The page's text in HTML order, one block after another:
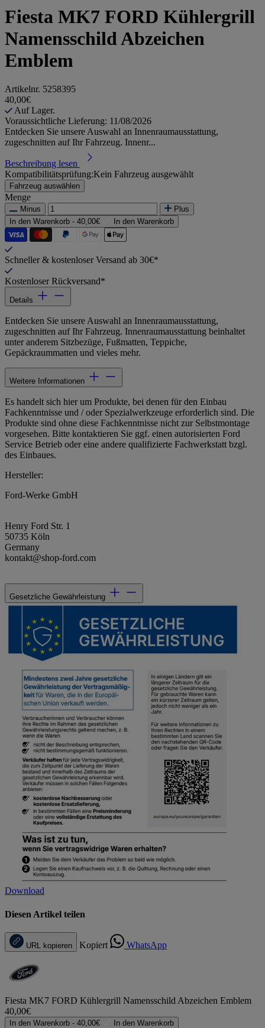
Fiesta MK7 FORD Kühlergrill
Namensschild Abzeichen
Emblem
Artikelnr. 5258395
40,00€
Auf Lager.
Voraussichtliche Lieferung: 11/08/2026
Entdecken Sie unsere Auswahl an Innenraumausstattung,
zugeschnitten auf Ihr Fahrzeug. Innenr...
Beschreibung lesen
Kompatibilitätsprüfung:Kein Fahrzeug ausgewählt
Fahrzeug auswählen
Menge
Minus
Plus
In den Warenkorb - 40,00€ In den Warenkorb
Schneller & kostenloser Versand ab 30€*
Kostenloser Rückversand*
Details
Entdecken Sie unsere Auswahl an Innenraumausstattung,
zugeschnitten auf Ihr Fahrzeug. Innenraumausstattung beinhaltet
unter anderem Sitzbezüge, Fußmatten, Teppiche,
Gepäckraummatten und vieles mehr.
Weitere Informationen
Es handelt sich hier um Produkte, bei denen für den Einbau
Fachkenntnisse und / oder Spezialwerkzeuge erforderlich sind. Die
Produkte sind ohne diese Fachkenntnisse nicht zur Selbstmontage
vorgesehen. Bitte kontaktieren Sie ggf. einen autorisierten Ford
Service Betrieb oder eine andere qualifizierte Fachwerkstatt bzgl.
des Einbaues.
Hersteller:
Ford-Werke GmbH
Henry Ford Str. 1
50735 Köln
Germany
kontakt@shop-ford.com
Gesetzliche Gewährleistung
Download
Diesen Artikel teilen
URL kopieren Kopiert WhatsApp
Fiesta MK7 FORD Kühlergrill Namensschild Abzeichen Emblem
40,00€
In den Warenkorb - 40,00€ In den Warenkorb